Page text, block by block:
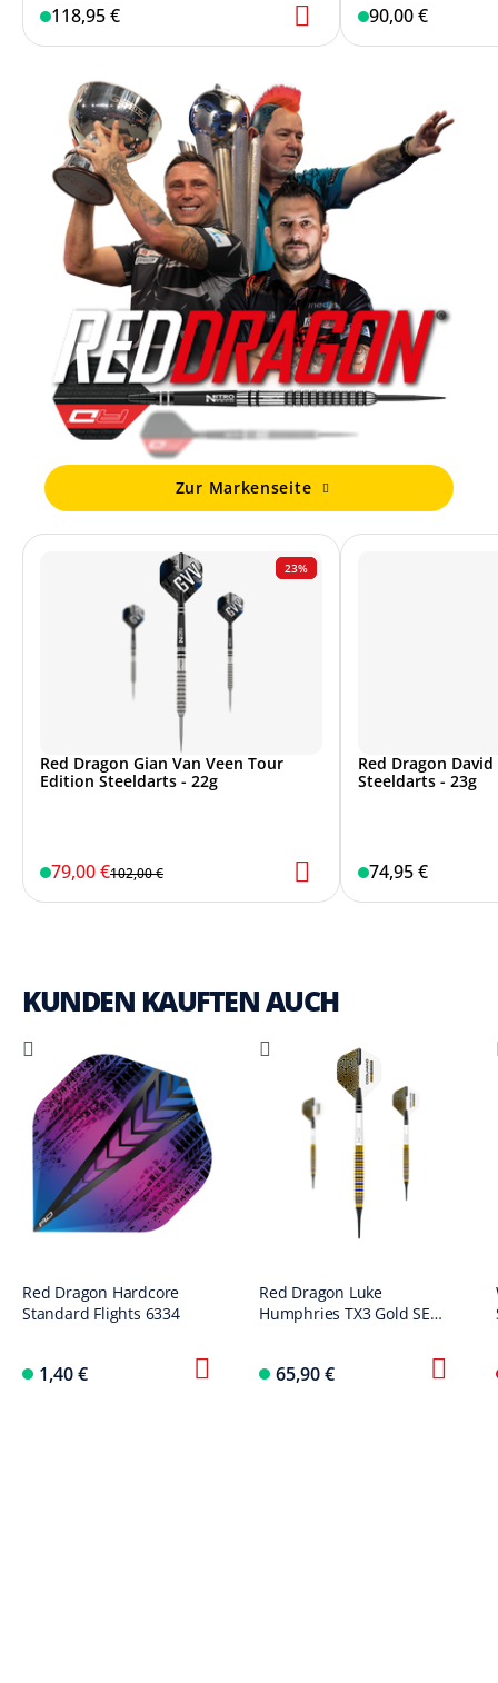
118,95 € 90,00 €
Zur Markenseite
23%
Red Dragon Gian Van Veen Tour
Edition Steeldarts - 22g
79,00 €102,00 €
Red Dragon
Steeldarts - 23g
74,95 €
KUNDEN KAUFTEN AUCH
Red Dragon Hardcore
Standard Flights 6334
1,40 €
Red Dragon Luke
Humphries TX3 Gold SE
65,90 €